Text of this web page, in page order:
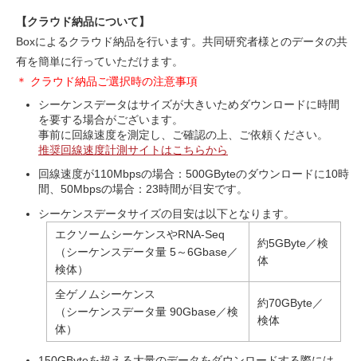
【クラウド納品について】
Boxによるクラウド納品を行います。共同研究者様とのデータの共
有を簡単に行っていただけます。
＊ クラウド納品ご選択時の注意事項
シーケンスデータはサイズが大きいためダウンロードに時間
を要する場合がございます。
事前に回線速度を測定し、ご確認の上、ご依頼ください。
推奨回線速度計測サイトはこちらから
回線速度が110Mbpsの場合：500GByteのダウンロードに10時
間、50Mbpsの場合：23時間が目安です。
シーケンスデータサイズの目安は以下となります。
エクソームシーケンスやRNA-Seq
（シーケンスデータ量 5～6Gbase／
検体）
約5GByte／検
体
全ゲノムシーケンス
（シーケンスデータ量 90Gbase／検
体）
約70GByte／
検体